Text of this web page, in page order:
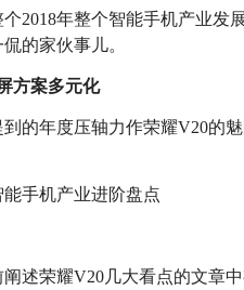
2018年整个智能手机产业发
的家伙事儿。
方案多元化
的年度压轴力作荣耀V20的
阐述荣耀V20几大看点的文章